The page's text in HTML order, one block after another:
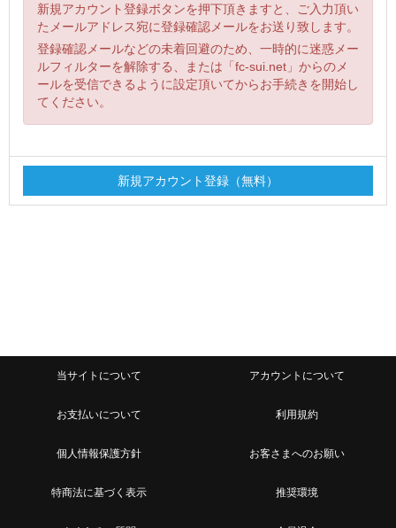
新規アカウント登録ボタンを押下頂きますと、ご入力頂い
たメールアドレス宛に登録確認メールをお送り致します。
登録確認メールなどの未着回避のため、一時的に迷惑メー
ルフィルターを解除する、または「fc-sui.net」からのメ
ールを受信できるように設定頂いてからお手続きを開始し
てください。
当サイトについて アカウントについて
お支払いについて 利用規約
個人情報保護方針 お客さまへのお願い
特商法に基づく表示 推奨環境